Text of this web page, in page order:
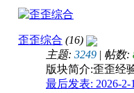
歪歪综合 (16)
主题: 3249 | 帖数:
版块简介:歪歪经
最后发表: 2026-2-